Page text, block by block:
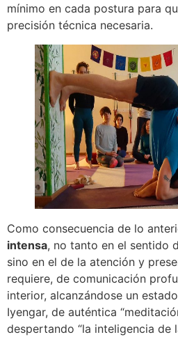
mínimo en cada postura para
precisión técnica necesaria.
Como consecuencia de lo
intensa, no tanto en el sentido
sino en el de la atención y
requiere, de comunicación
interior, alcanzándose un
Iyengar, de auténtica
despertando “la inteligencia de